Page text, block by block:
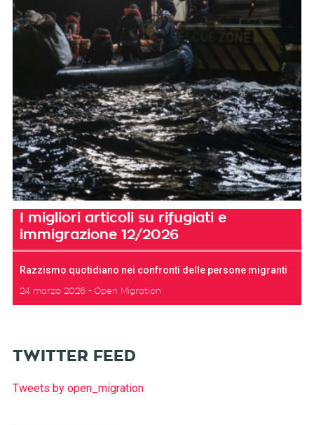
I migliori articoli su rifugiati e
immigrazione 12/2026
Razzismo quotidiano nei confronti delle persone migranti
24 marzo 2026 Open Migration
TWITTER FEED
Tweets by open_migration